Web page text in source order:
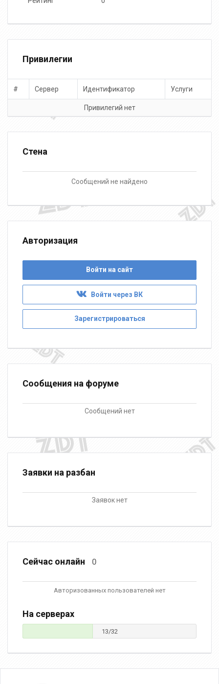
Привилегии
# Сервер Идентификатор Услуги
Привилегий нет
Стена
Сообщений не найдено
Авторизация
Войти на сайт
Войти через ВК
Зарегистрироваться
Сообщения на форуме
Сообщений нет
Заявки на разбан
Заявок нет
Сейчас онлайн 0
Авторизованных пользователей нет
На серверах
13/32